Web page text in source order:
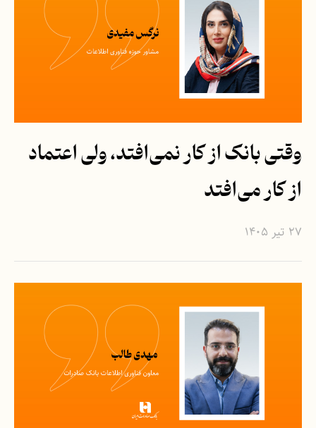
وقتی بانک از کار نمی‌افتد، ولی اعتماد
از کار می‌افتد
۲۷ تیر ۱۴۰۵